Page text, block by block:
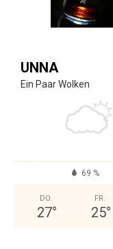
UNNA
Ein Paar Wolken
69 %
DO.
27°
FR.
25°